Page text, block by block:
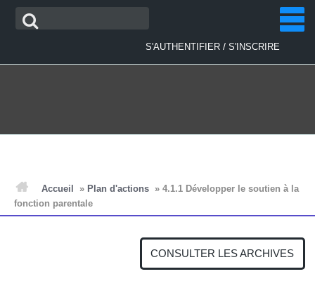
Aller
Recherche
S'AUTHENTIFIER/ S'INSCRIRE
ACTUALITÉS
PLAN D'ACTIONS
Accueil » Plan d'actions » 4.1.1 Développer le soutien à la
fonction parentale
CONSULTER LES ARCHIVES